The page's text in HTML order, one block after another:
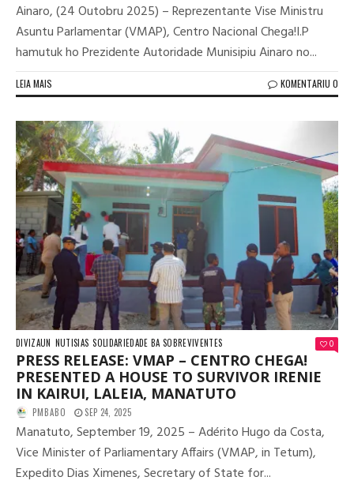
Ainaro, (24 Outobru 2025) – Reprezentante Vise Ministru
Asuntu Parlamentar (VMAP), Centro Nacional Chega!I.P
hamutuk ho Prezidente Autoridade Munisipiu Ainaro no...
LEIA MAIS KOMENTARIU 0
DIVIZAUN NUTISIAS SOLIDARIEDADE BA SOBREVIVENTES 0
PRESS RELEASE: VMAP – CENTRO CHEGA!
PRESENTED A HOUSE TO SURVIVOR IRENIE
IN KAIRUI, LALEIA, MANATUTO
PMBABO SEP 24, 2025
Manatuto, September 19, 2025 – Adérito Hugo da Costa,
Vice Minister of Parliamentary Affairs (VMAP, in Tetum),
Expedito Dias Ximenes, Secretary of State for...